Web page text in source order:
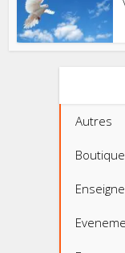
Autres
Boutique